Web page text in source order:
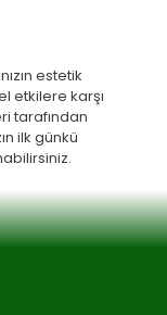
estetik
etkilere karşı
tarafından
ilk günkü